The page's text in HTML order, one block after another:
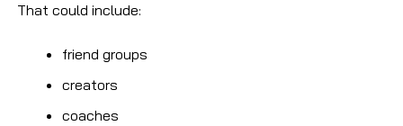
That could include:
friend groups
creators
coaches